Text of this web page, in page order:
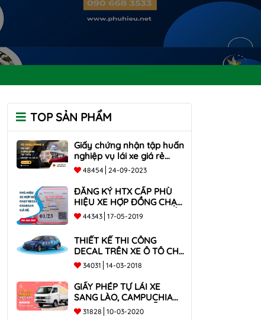
TOP SẢN PHẨM
Giấy chứng nhận tập huấn
nghiệp vụ lái xe giá rẻ
toàn quốc
48454 24-09-2023
ĐĂNG KÝ HTX CẤP PHÙ
HIỆU XE HỢP ĐỒNG CHẠY
BECAR, GRABCAR GIÁ RẺ
NHẤT
44343 17-05-2019
THIẾT KẾ THI CÔNG
DECAL TRÊN XE Ô TÔ CHO
CÔNG TY
34031 14-03-2018
GIẤY PHÉP TỰ LÁI XE
SANG LÀO, CAMPUCHIA
CHO XE DƯỚI 9 CHỖ VÀ
31828 10-03-2020